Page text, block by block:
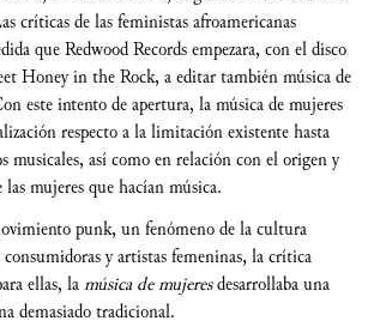
críticas de las feministas afroamericanas
que Redwood Records empezara, con el disco
Honey in the Rock, a editar también música de
este intento de apertura, la música de mujeres
respecto a la limitación existente hasta
musicales, así como en relación con el origen y
mujeres que hacían música.
punk, un fenómeno de la cultura
y artistas femeninas, la crítica
ellas, lamúsica de mujeresdesarrollaba una
demasiado tradicional.